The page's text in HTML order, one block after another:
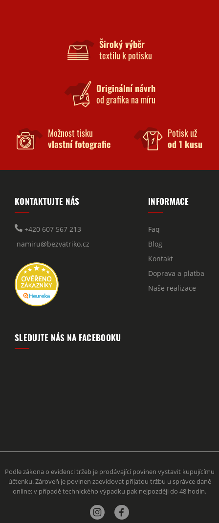
Široký výběr
textilu k potisku
Originální návrh
od grafika na míru
Možnost tisku
vlastní fotografie
Potisk už
od 1 kusu
KONTAKTUJTE NÁS
+420 607 567 213
namiru@bezvatriko.cz
INFORMACE
Faq
Blog
Kontakt
Doprava a platba
Naše realizace
SLEDUJTE NÁS NA FACEBOOKU
Podle zákona o evidenci tržeb je prodávající povinen vystavit kupujícímu
účtenku. Zároveň je povinen zaevidovat přijatou tržbu u správce daně
online; v případě technického výpadku pak nejpozději do 48 hodin.